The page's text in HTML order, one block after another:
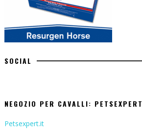
SOCIAL
NEGOZIO PER CAVALLI: PETSEXPERT
Petsexpert.it